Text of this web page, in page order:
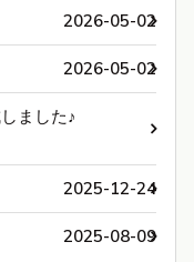
2026-05-02
2026-05-02
ました♪
2025-12-24
2025-08-09